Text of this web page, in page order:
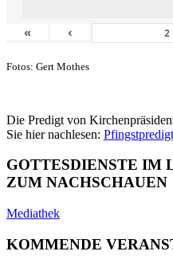
« ‹
Fotos: Gert Mothes
Die Predigt von
Sie hier nachlesen:
GOTTESDIENSTE IM
ZUM NACHSCHAUEN
Mediathek
KOMMENDE